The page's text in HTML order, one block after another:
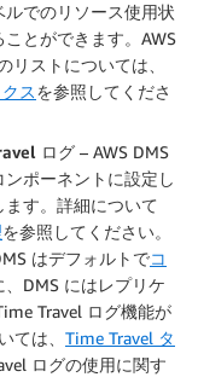
でのリソース使用状
とができます。AWS
リストについては、
スを参照してくださ
ログ – AWS DMS
ポーネントに設定し
す。詳細について
を参照してください。
はデフォルトでコ
DMS にはレプリケ
Travel ログ機能が
ては、 Time Travel タ
ログの使用に関す